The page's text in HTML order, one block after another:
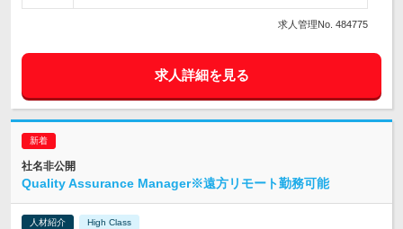
求人管理No. 484775
求人詳細を見る
社名非公開
Quality Assurance Manager※遠方リモート勤務可能
人材紹介 High Class